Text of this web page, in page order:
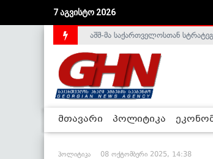
7 აგვისტო 2026
საქართველოს დე-ფაქტო
აშშ-მა საქართველოსთან
მთავარი პოლიტიკა
პოლიტიკა 08 ოქტომბერი 2025, 14:38